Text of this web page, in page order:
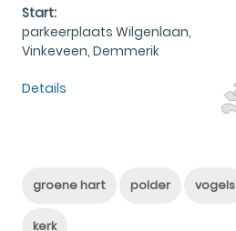
Start:
parkeerplaats Wilgenlaan,
Vinkeveen, Demmerik
Details
groene hart polder vogels
kerk